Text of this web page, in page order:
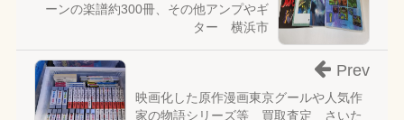
ーンの楽譜約300冊、その他アンプやギ
ター 横浜市
映画化した原作漫画東京グールや人気作
家の物語シリーズ等 買取査定 さいた
Prev